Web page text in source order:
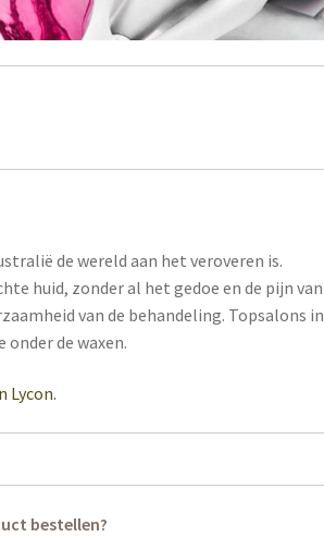
de wereld aan het veroveren is.
huid, zonder al het gedoe en de pijn van
van de behandeling. Topsalons in
onder de waxen.
Lycon.
bestellen?